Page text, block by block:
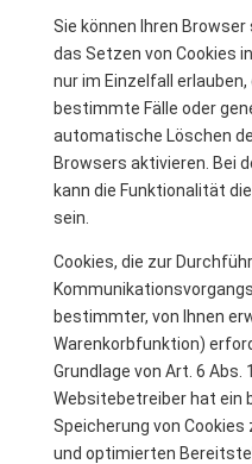
Sie können Ihren
das Setzen von Cookies
nur im Einzelfall
bestimmte Fälle oder
automatische Löschen
Browsers aktivieren. Bei
kann die Funktionalität
sein.
Cookies, die zur
bestimmter, von Ihnen
Warenkorbfunktion)
Grundlage von Art. 6 Abs.
Websitebetreiber hat ein
Speicherung von
und optimierten